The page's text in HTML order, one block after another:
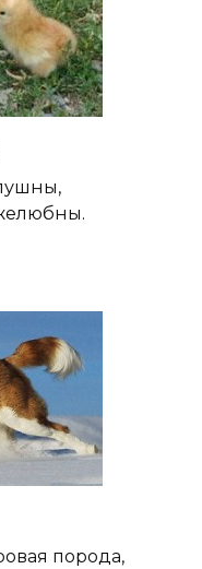
порода,